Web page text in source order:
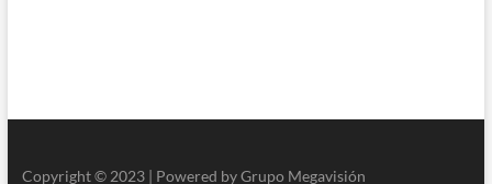
Copyright © 2023 | Powered by Grupo Megavisión